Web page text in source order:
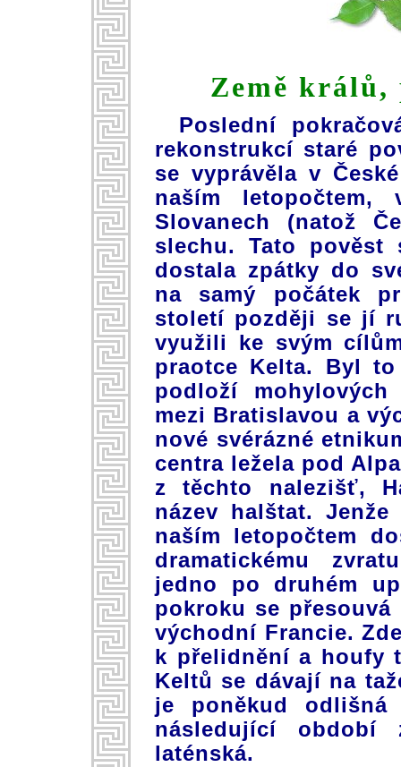
Země králů,
Poslední
rekonstrukcí staré
se vyprávěla v
naším
Slovanech (natož
slechu. Tato pověst
dostala zpátky do
na samý počátek
století později se jí
využili ke svým
praotce Kelta. Byl
podloží
mezi Bratislavou a
nové svérázné
centra ležela pod
z těchto nalezišť,
název halštat.
naším letopočtem
dramatickému
jedno po druhém
pokroku se
východní Francie.
k přelidnění a houfy
Keltů se dávají na
je poněkud
následující období
laténská.